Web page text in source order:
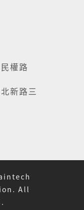
權路
新路三
All